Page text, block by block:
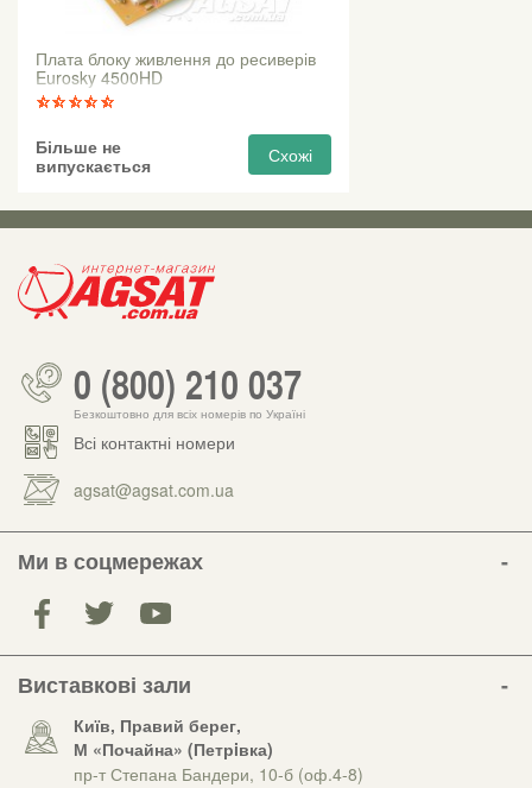
Плата блоку живлення до ресиверів
Eurosky 4500HD
Більше не
випускається
Схожі
0 (800) 210 037
Безкоштовно для всіх номерів по Україні
Всі контактні номери
agsat@agsat.com.ua
Ми в соцмережах
Виставкові зали
Київ, Правий берег,
М «Почайна» (Петрiвка)
пр-т Степана Бандери, 10-б (оф.4-8)